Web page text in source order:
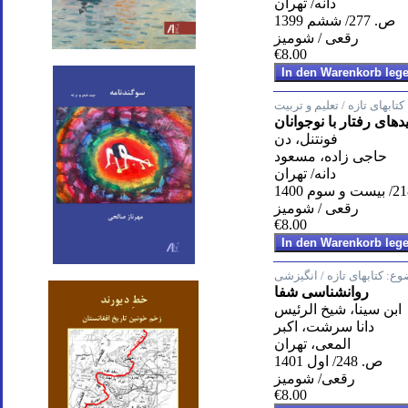
ص. 277/ ششم 1399
رقعی / شومیز
€8.00
کتابهای تازه / تعلیم و تربیت
رفتار با نوجوانان
فونتنل، دن
حاجی زاده، مسعود
دانه/ تهران
رقعی / شومیز
€8.00
کتابهای تازه / انگیزشی
روانشناسی شفا
ابن سینا، شیخ الرئیس
دانا سرشت، اکبر
المعی، تهران
ص. 248/ اول 1401
رقعی/ شومیز
€8.00